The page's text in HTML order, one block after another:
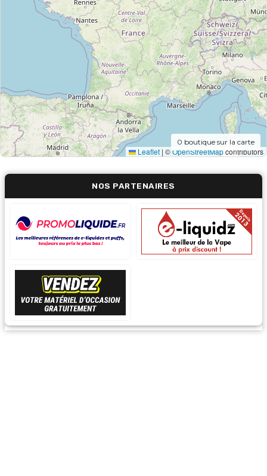
Leaflet | ©OpenStreetMapcontributors
0 boutique sur la carte
NOS PARTENAIRES